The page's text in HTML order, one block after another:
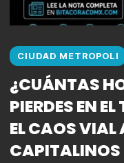
CIUDAD METROPOLI
¿CUÁNTAS
PIERDES EN
EL CAOS VIAL
CAPITALINOS